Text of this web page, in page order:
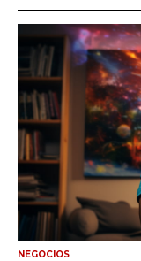
NEGOCIOS